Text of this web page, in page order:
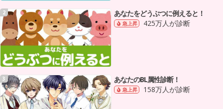
2 あなたをどうぶつに例えると！
急上昇 425万人が診断
3 あなたのBL属性診断！
急上昇 158万人が診断